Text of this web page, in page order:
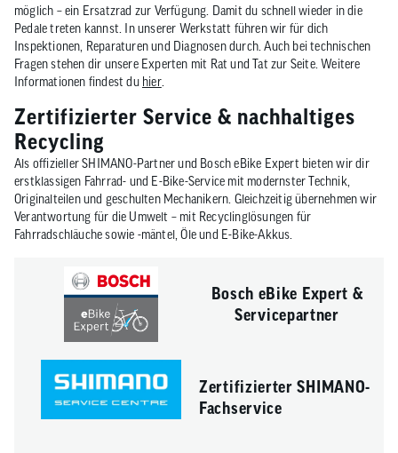
möglich – ein Ersatzrad zur Verfügung. Damit du schnell wieder in die
Pedale treten kannst. In unserer Werkstatt führen wir für dich
Inspektionen, Reparaturen und Diagnosen durch. Auch bei technischen
Fragen stehen dir unsere Experten mit Rat und Tat zur Seite. Weitere
Informationen findest du hier.
Zertifizierter Service & nachhaltiges
Recycling
Als offizieller SHIMANO-Partner und Bosch eBike Expert bieten wir dir
erstklassigen Fahrrad- und E-Bike-Service mit modernster Technik,
Originalteilen und geschulten Mechanikern. Gleichzeitig übernehmen wir
Verantwortung für die Umwelt – mit Recyclinglösungen für
Fahrradschläuche sowie -mäntel, Öle und E-Bike-Akkus.
Bosch eBike Expert &
Servicepartner
Zertifizierter SHIMANO-
Fachservice